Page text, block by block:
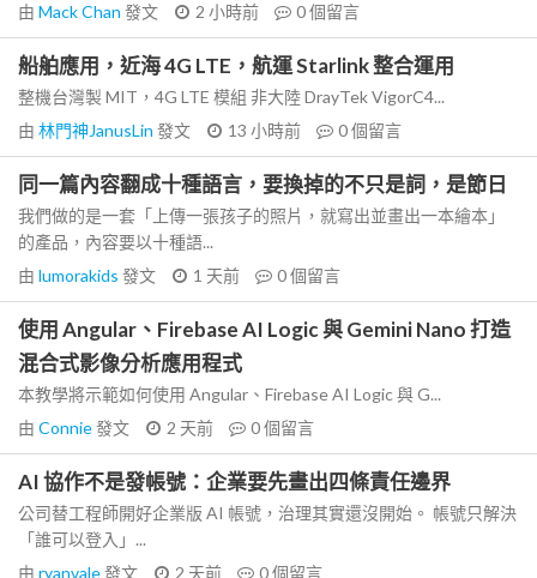
由 Mack Chan 發文 2 小時前 0個留言
船舶應用，近海 4G LTE，航運 Starlink 整合運用
整機台灣製 MIT，4G LTE 模組 非大陸 DrayTek VigorC4...
由 林門神JanusLin 發文 13 小時前 0個留言
同一篇內容翻成十種語言，要換掉的不只是詞，是節日
我們做的是一套「上傳一張孩子的照片，就寫出並畫出一本繪本」
的產品，內容要以十種語...
由 lumorakids 發文 1 天前 0個留言
使用 Angular、Firebase AI Logic 與 Gemini Nano 打造
混合式影像分析應用程式
本教學將示範如何使用 Angular、Firebase AI Logic 與 G...
由 Connie發文 2 天前 0個留言
AI 協作不是發帳號：企業要先畫出四條責任邊界
公司替工程師開好企業版 AI 帳號，治理其實還沒開始。 帳號只解決
「誰可以登入」...
由 ryanvale發文 2 天前 0個留言